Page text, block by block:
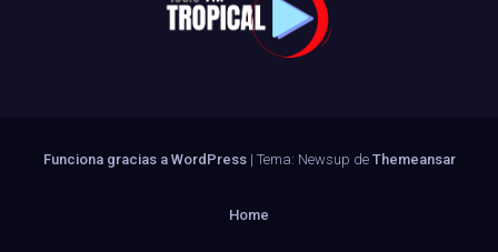
Funciona gracias a WordPress | Tema: Newsup de Themeansar
Home